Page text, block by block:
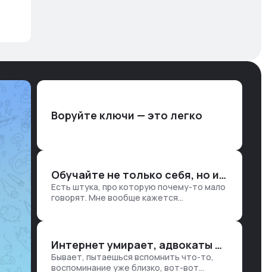
Воруйте ключи — это легко
Обучайте не только себя, но и клиентов
Есть штука, про которую почему-то мало
говорят. Мне вообще кажется
е…
Интернет умирает, адвокаты и судьи в растерянности, а я хочу песню
Бывает, пытаешься вспомнить что-то,
воспоминание уже близко, вот-вот